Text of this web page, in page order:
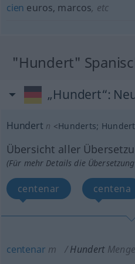
cien euros, marcos, etc
"Hundert"
„Hundert“:
Hundert n <Hunderts;
Übersicht aller
(Für mehr Details die
centenar centena
centenar m Hundert Menge